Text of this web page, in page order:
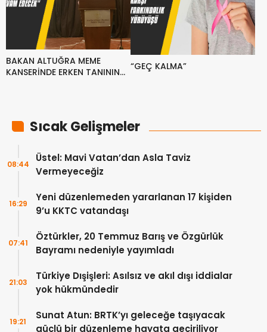
BAKAN ALTUĞRA MEME
KANSERİNDE ERKEN TANININ
“GEÇ KALMA”
Sıcak Gelişmeler
Üstel: Mavi Vatan’dan Asla Taviz
Vermeyeceğiz
08:44
Yeni düzenlemeden yararlanan 17 kişiden
9’u KKTC vatandaşı
16:29
Öztürkler, 20 Temmuz Barış ve Özgürlük
Bayramı nedeniyle yayımladı
07:41
Türkiye Dışişleri: Asılsız ve akıl dışı iddialar
yok hükmündedir
21:03
Sunat Atun: BRTK’yı geleceğe taşıyacak
güçlü bir düzenleme hayata geçiriliyor
19:21